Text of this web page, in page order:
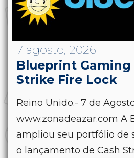
7 agosto, 2026
Blueprint Gaming
Strike Fire Lock
Reino Unido.- 7 de
www.zonadeazar.com A
ampliou seu portfólio de
o lançamento de Cash